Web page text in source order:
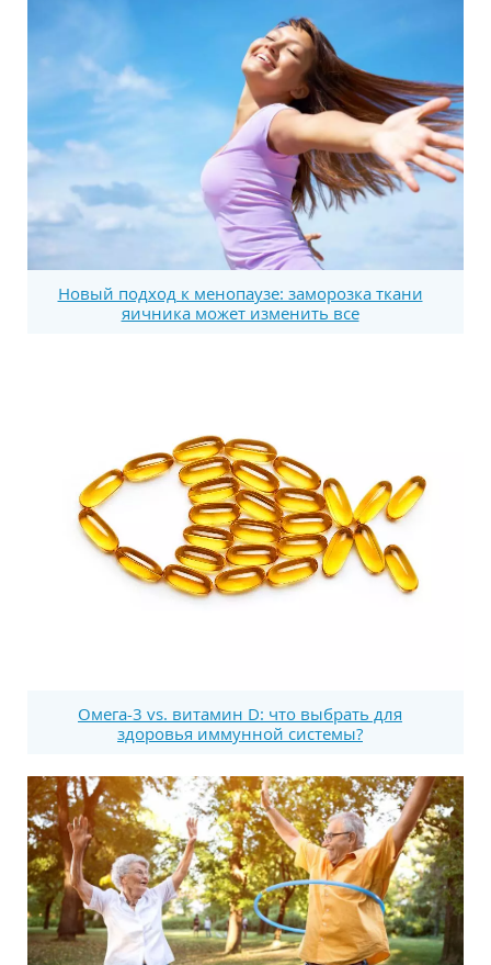
Новый подход к менопаузе: заморозка ткани
яичника может изменить все
Омега-3 vs. витамин D: что выбрать для
здоровья иммунной системы?